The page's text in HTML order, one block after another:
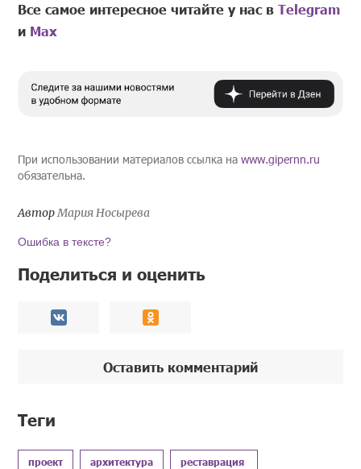
Все самое интересное читайте у нас вTelegram
и Mах
При использовании материалов ссылка наwww.gipernn.ru
обязательна.
АвторМария Носырева
Ошибка в тексте?
Поделиться и оценить
Оставить комментарий
Теги
проект архитектура реставрация